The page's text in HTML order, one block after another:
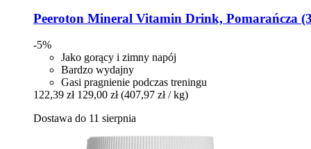
Peeroton Mineral Vitamin Drink, Pomarańcza
-5%
Jako gorący i zimny napój
Bardzo wydajny
Gasi pragnienie podczas treningu
122,39 zł 129,00 zł (407,97 zł / kg)
Dostawa do 11 sierpnia